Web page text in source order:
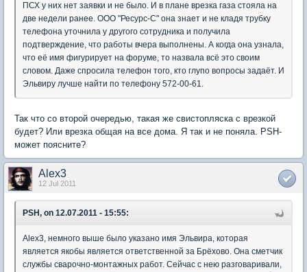
ПСХ у них нет заявки и не было. И в плане врезка газа стояла на
две недели ранее. ООО "Ресурс-С" она знает и не кладя трубку
телефона уточнила у другого сотрудника и получила
подтверждение, что работы вчера выполнены. А когда она узнала,
что её имя фигурирует на форуме, то назвала всё это своим
словом. Даже спросила телефон того, кто глупо вопросы задаёт. И
Эльвиру лучше найти по телефону 572-00-61.
Так что со второй очередью, такая же свистопляска с врезкой
будет? Или врезка общая на все дома. Я так и не поняла. PSH-
может поясните?
Alex3
12 Jul 2011
PSH, on 12.07.2011 - 15:55:
Alex3, немного выше было указано имя Эльвира, которая
является якобы является ответственной за Брёхово. Она сметчик
службы сварочно-монтажных работ. Сейчас с нею разговаривали,